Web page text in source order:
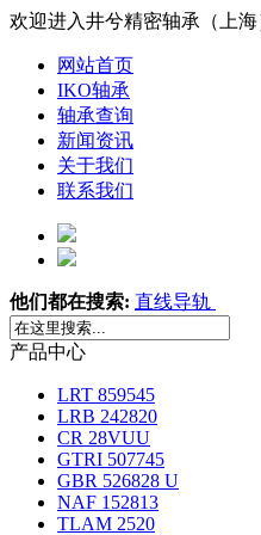
欢迎进入井兮精密轴承（上海
网站首页
IKO轴承
轴承查询
新闻资讯
关于我们
联系我们
他们都在搜索: 直线导轨
产品中心
LRT 859545
LRB 242820
CR 28VUU
GTRI 507745
GBR 526828 U
NAF 152813
TLAM 2520